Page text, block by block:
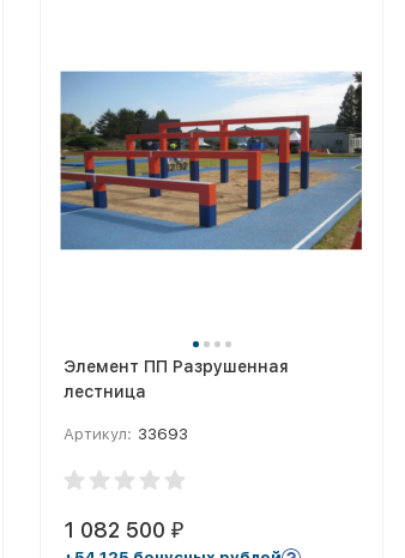
Элемент ПП Разрушенная
лестница
Артикул: 33693
1 082 500₽